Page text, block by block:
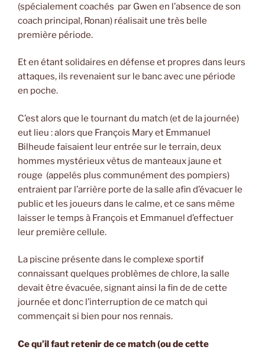
(spécialement coachés par Gwen en l’absence de son
coach principal, Ronan) réalisait une très belle
première période.
Et en étant solidaires en défense et propres dans leurs
attaques, ils revenaient sur le banc avec une période
en poche.
C’est alors que le tournant du match (et de la journée)
eut lieu : alors que François Mary et Emmanuel
Bilheude faisaient leur entrée sur le terrain, deux
hommes mystérieux vêtus de manteaux jaune et
rouge (appelés plus communément des pompiers)
entraient par l’arrière porte de la salle afin d’évacuer le
public et les joueurs dans le calme, et ce sans même
laisser le temps à François et Emmanuel d’effectuer
leur première cellule.
La piscine présente dans le complexe sportif
connaissant quelques problèmes de chlore, la salle
devait être évacuée, signant ainsi la fin de de cette
journée et donc l’interruption de ce match qui
commençait si bien pour nos rennais.
Ce qu’il faut retenir de ce match (ou de cette